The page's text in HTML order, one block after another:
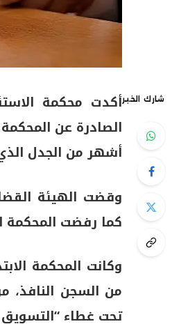
شارك الخبرأكدت محكمة
الصادرة عن
أشهر من الجدل
كما رفضت المحكمة
من السجن
تحت غطاء “التسويق